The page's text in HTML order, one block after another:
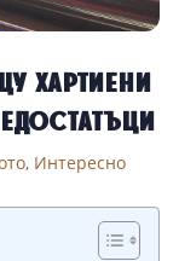
хартиени
, Интересно